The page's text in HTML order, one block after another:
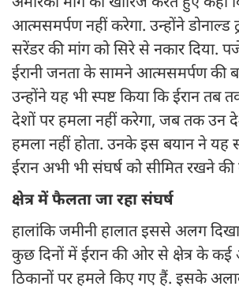
आत्मसमर्पण नहीं करेगा. उन्होंने डोनाल्ड
सरेंडर की मांग को सिरे से नकार दिया.
ईरानी जनता के सामने आत्मसमर्पण की
उन्होंने यह भी स्पष्ट किया कि ईरान तब
देशों पर हमला नहीं करेगा, जब तक उन
हमला नहीं होता. उनके इस बयान ने यह
ईरान अभी भी संघर्ष को सीमित रखने
क्षेत्र में फैलता जा रहा संघर्ष
हालांकि जमीनी हालात इससे अलग
कुछ दिनों में ईरान की ओर से क्षेत्र के कई
ठिकानों पर हमले किए गए हैं. इसके